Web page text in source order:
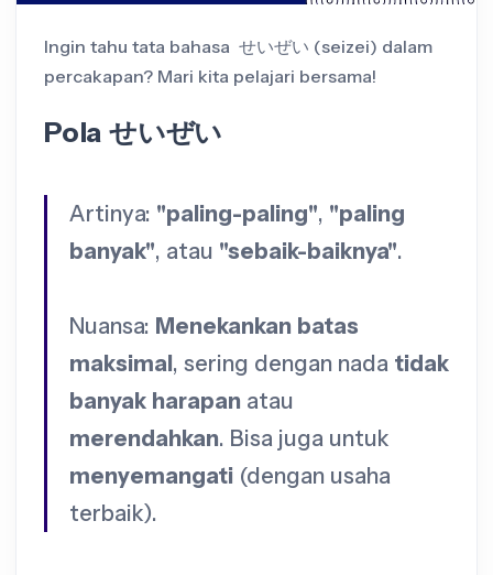
Ingin tahu tata bahasa せいぜい (seizei) dalam
percakapan? Mari kita pelajari bersama!
Pola せいぜい
Artinya: "paling-paling", "paling
banyak", atau "sebaik-baiknya".
Nuansa: Menekankan batas
maksimal, sering dengan nada tidak
banyak harapan atau
merendahkan. Bisa juga untuk
menyemangati (dengan usaha
terbaik).